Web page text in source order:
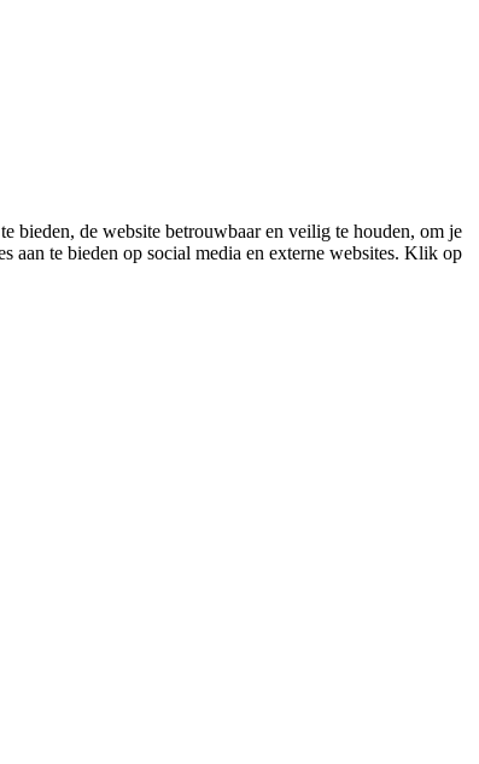
bieden, de website betrouwbaar en veilig te houden, om je
aan te bieden op social media en externe websites. Klik op